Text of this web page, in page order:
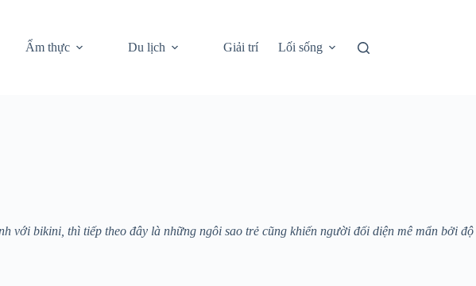
Ẩm thực Du lịch Giải trí Lối sống
với bikini, thì tiếp theo đây là những ngôi sao trẻ cũng khiến người đối diện mê mẩn bởi độ